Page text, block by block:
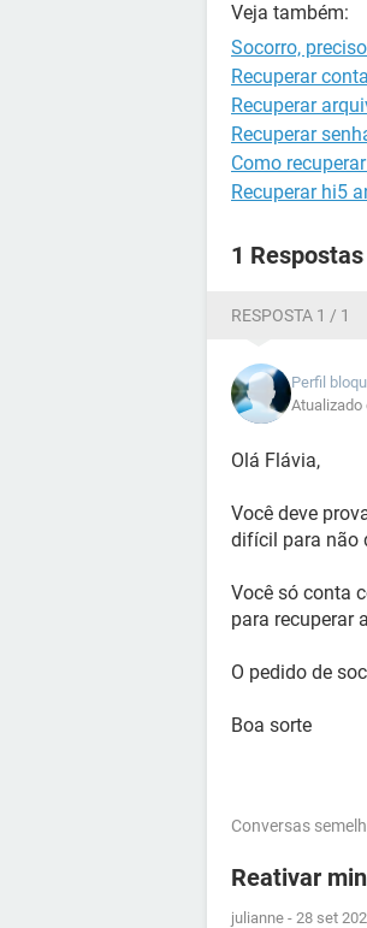
Veja também:
Socorro,
Recuperar
Recuperar
Recuperar
Como
Recuperar hi5
1 Respostas
RESPOSTA 1 / 1
Perfil
Atualizado
Olá Flávia,
Você deve
difícil para não
Você só conta
para recuperar
O pedido de
Boa sorte
Conversas
Reativar
julianne - 28 set